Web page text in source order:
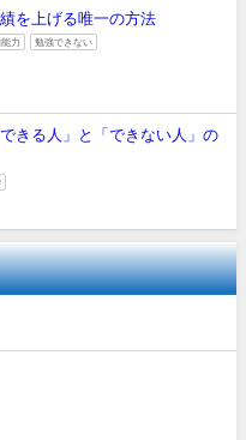
を上げる唯一の方法
力 勉強できない
きる人」と「できない人」の